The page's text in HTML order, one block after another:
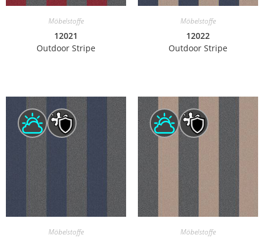
Möbelstoffe
12021
Outdoor Stripe
Möbelstoffe
12022
Outdoor Stripe
Möbelstoffe Möbelstoffe